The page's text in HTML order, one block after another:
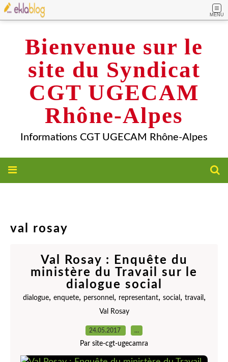
MENU
Bienvenue sur le
site du Syndicat
CGT UGECAM
Rhône-Alpes
Informations CGT UGECAM Rhône-Alpes
val rosay
Val Rosay : Enquête du
ministère du Travail sur le
dialogue social
dialogue, enquete, personnel, representant, social , travail,
Val Rosay
24.05.2017 …
Par site-cgt-ugecamra